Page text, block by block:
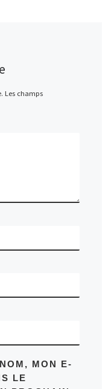
Les champs
MON E-
LE